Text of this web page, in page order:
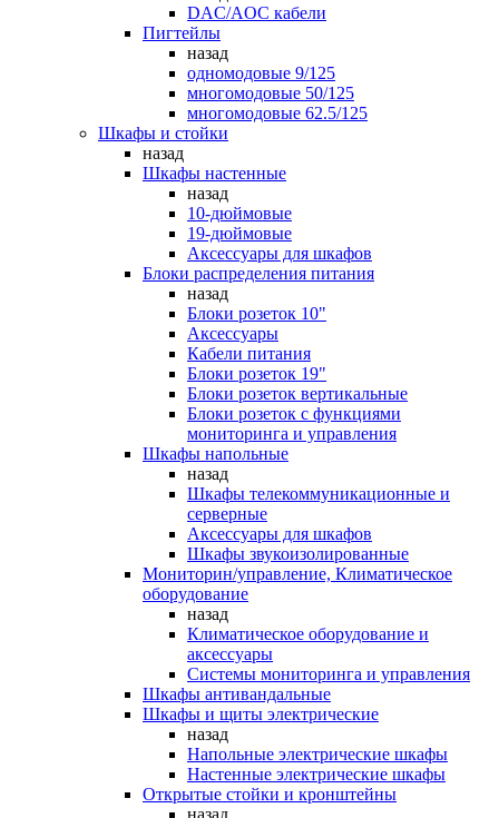
DAC/AOC кабели
Пигтейлы
назад
одномодовые 9/125
многомодовые 50/125
многомодовые 62.5/125
Шкафы и стойки
назад
Шкафы настенные
назад
10-дюймовые
19-дюймовые
Аксессуары для шкафов
Блоки распределения питания
назад
Блоки розеток 10"
Аксессуары
Кабели питания
Блоки розеток 19"
Блоки розеток вертикальные
Блоки розеток с функциями
мониторинга и управления
Шкафы напольные
назад
Шкафы телекоммуникационные и
серверные
Аксессуары для шкафов
Шкафы звукоизолированные
Мониторин/управление, Климатическое
оборудование
назад
Климатическое оборудование и
аксессуары
Системы мониторинга и управления
Шкафы антивандальные
Шкафы и щиты электрические
назад
Напольные электрические шкафы
Настенные электрические шкафы
Открытые стойки и кронштейны
назад